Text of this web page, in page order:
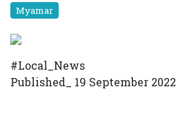
Myamar
#Local_News
Published_ 19 September 2022